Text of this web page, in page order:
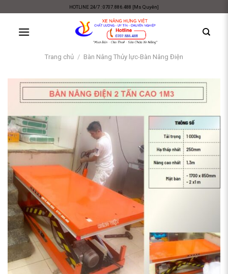
content
HOTLINE 24/7 : 0707.886.488 [Ms Quyên]
Trang chủ / Bàn Nâng Thủy lực-Bàn Nâng Điện